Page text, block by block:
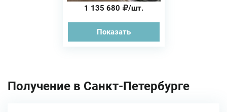
1 135 680 /шт.
Показать
Получение в Санкт-Петербурге